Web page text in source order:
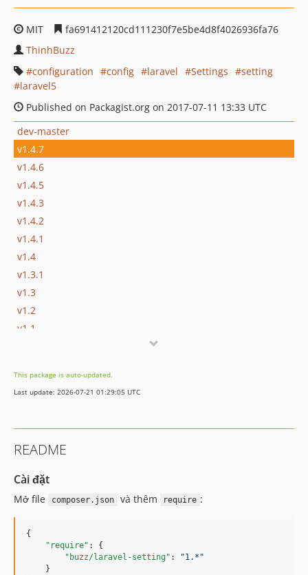
MIT
fa691412120cd111230f7e5be4d8f4026936fa76
ThinhBuzz
configuration
config laravel Settings
setting
laravel5
Published on Packagist.org on 2017-07-11 13:33 UTC
dev-master
v1.4.7
v1.4.6
v1.4.5
v1.4.3
v1.4.2
v1.4.1
v1.4
v1.3.1
v1.3
v1.2
v1.1
This package is auto-updated.
Last update: 2026-07-21 01:29:05 UTC
README
Cài đặt
Mở file composer.json và thêm require :
{
"require" : {
"buzz/laravel-setting" : "1.* "
    }